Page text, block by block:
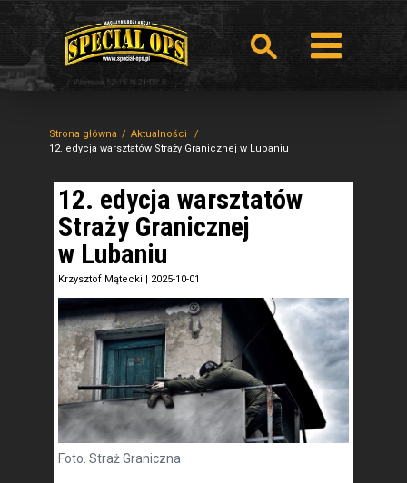
Strona główna
Aktualności
12. edycja warsztatów Straży Granicznej w Lubaniu
12. edycja warsztatów
Straży Granicznej
w Lubaniu
Krzysztof Mątecki | 2025-10-01
Foto. Straż Graniczna